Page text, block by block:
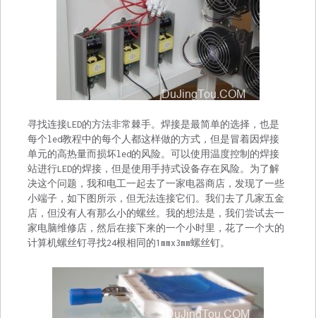
寻找连接LED的方法非常棘手。焊接是最简单的选择，也是
每个led教程中的每个人都这样做的方式，但是冒着因焊接
单元的高热量而损坏led的风险。可以使用温度控制的焊接
站进行LED的焊接，但是使用手持式设备存在风险。为了解
决这个问题，我和电工一起去了一家电器商店，发现了一些
小端子，如下图所示，但无法连接它们。我们去了几家五金
店，但没有人有那么小的螺丝。我的想法是，我们尝试去一
家电脑维修店，然后在接下来的一个小时里，花了一个大的
计算机螺丝钉寻找24根相同的1mmx3mm螺丝钉。